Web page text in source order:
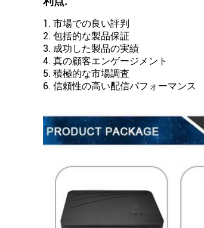
1. 市場での良い評判
2. 包括的な製品保証
3. 成功した製品の実績
4. 真の顧客エンゲージメント
5. 積極的な市場調査
6. 信頼性の高い配信パフォーマンス